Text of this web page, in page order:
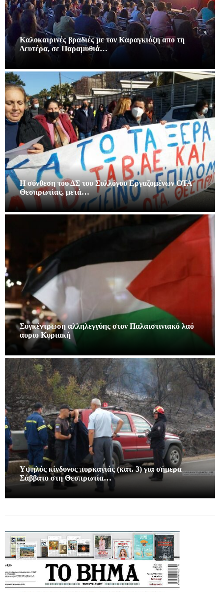
Καλοκαιρινές βραδιές με τον Καραγκιόζη απο τη
Δευτέρα, σε Παραμυθιά…
Η σύνθεση του ΔΣ του Συλλόγου Εργαζομένων ΟΤΑ
Θεσπρωτίας, μετά…
Συγκέντρωση αλληλεγγύης στον Παλαιστινιακό λαό
αυριο Κυριακή
Υψηλός κίνδυνος πυρκαγιάς (κατ. 3) για σήμερα
Σάββατο στη Θεσπρωτία…